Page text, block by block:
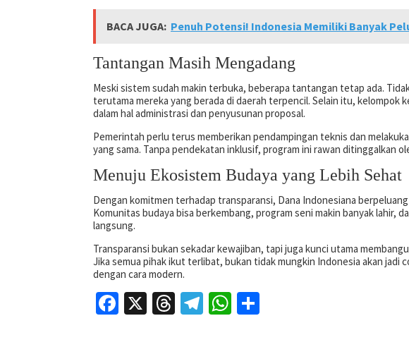
BACA JUGA: Penuh Potensi! Indonesia Memiliki Banyak
Tantangan Masih Mengadang
Meski sistem sudah makin terbuka, beberapa tantangan tetap ada.
terutama mereka yang berada di daerah terpencil. Selain itu, kelompok
dalam hal administrasi dan penyusunan proposal.
Pemerintah perlu terus memberikan pendampingan teknis dan
yang sama. Tanpa pendekatan inklusif, program ini rawan ditinggalkan
Menuju Ekosistem Budaya yang Lebih Sehat
Dengan komitmen terhadap transparansi, Dana Indonesiana
Komunitas budaya bisa berkembang, program seni makin banyak lahir,
langsung.
Transparansi bukan sekadar kewajiban, tapi juga kunci utama
Jika semua pihak ikut terlibat, bukan tidak mungkin Indonesia akan jadi
dengan cara modern.
Facebook
X Threads
Telegram
WhatsApp